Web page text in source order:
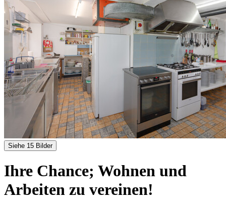
Siehe 15 Bilder
Ihre Chance; Wohnen und
Arbeiten zu vereinen!